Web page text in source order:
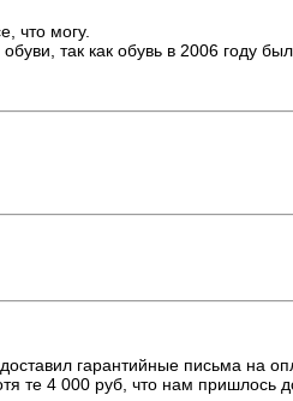
что могу.
так как обувь в 2006 году
гарантийные письма на
те 4 000 руб, что нам пришлось